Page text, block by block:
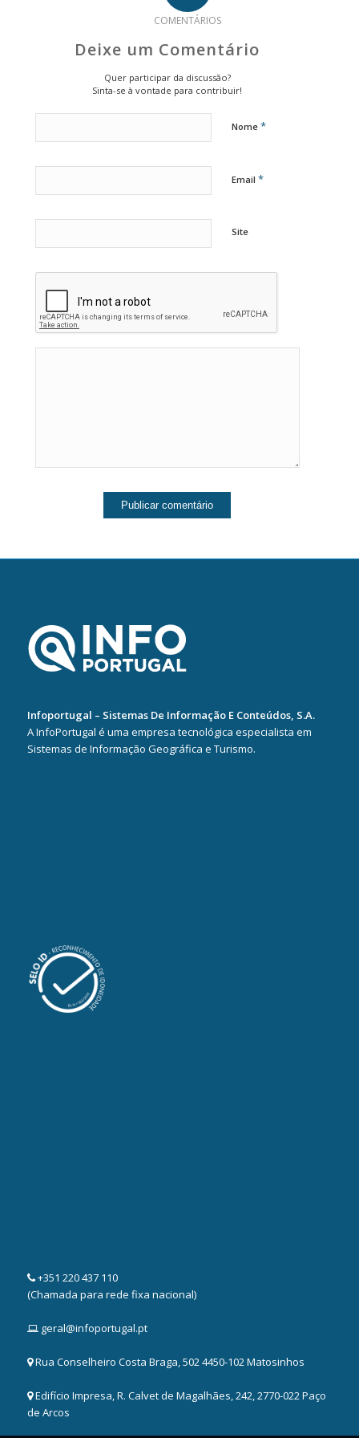
COMENTÁRIOS
Deixe um Comentário
Quer participar da discussão?
Sinta-se à vontade para contribuir!
Nome *
Email *
Site
Infoportugal – Sistemas De Informação E Conteúdos, S.A.
A InfoPortugal é uma empresa tecnológica especialista em
Sistemas de Informação Geográfica e Turismo.
+351 220 437 110
(Chamada para rede fixa nacional)
geral@infoportugal.pt
Rua Conselheiro Costa Braga, 502 4450-102 Matosinhos
Edifício Impresa, R. Calvet de Magalhães, 242, 2770-022 Paço
de Arcos